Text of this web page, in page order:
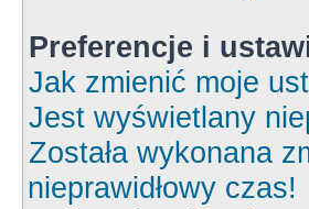
Preferencje i
Jak zmienić moje
Jest wyświetlany
Została wykonana
nieprawidłowy czas!